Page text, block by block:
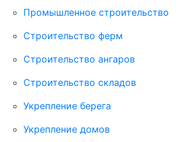
Промышленное строительство
Строительство ферм
Строительство ангаров
Строительство складов
Укрепление берега
Укрепление домов